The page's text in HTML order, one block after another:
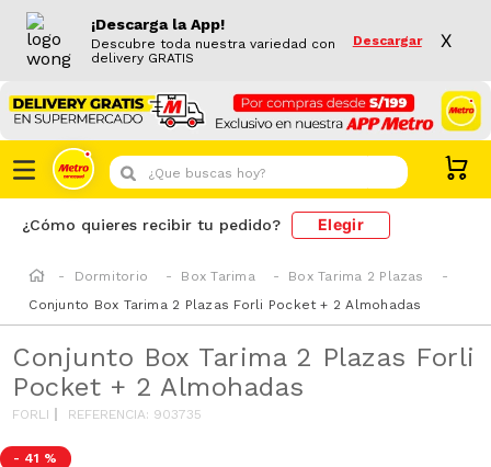
¡Descarga la App!
Descubre toda nuestra variedad con
delivery GRATIS
Descargar X
¿Que buscas hoy?
¿Cómo quieres recibir tu pedido? Elegir
Dormitorio Box Tarima
Box Tarima 2 Plazas
Conjunto Box Tarima 2 Plazas Forli Pocket + 2 Almohadas
Conjunto Box Tarima 2 Plazas Forli
Pocket + 2 Almohadas
FORLI REFERENCIA: 903735
- 41 %